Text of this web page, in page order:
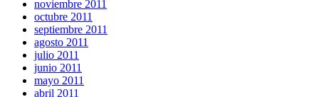
noviembre 2011
octubre 2011
septiembre 2011
agosto 2011
julio 2011
junio 2011
mayo 2011
abril 2011